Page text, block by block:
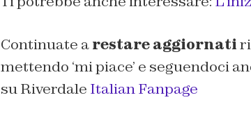
Continuate arestare aggiornati
mettendo ‘mi piace’ e seguendoci
su Riverdale Italian Fanpage